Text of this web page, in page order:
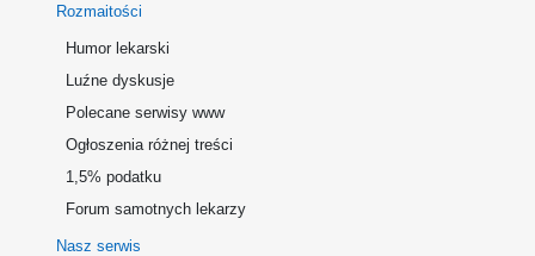
Rozmaitości
Humor lekarski
Luźne dyskusje
Polecane serwisy www
Ogłoszenia różnej treści
1,5% podatku
Forum samotnych lekarzy
Nasz serwis